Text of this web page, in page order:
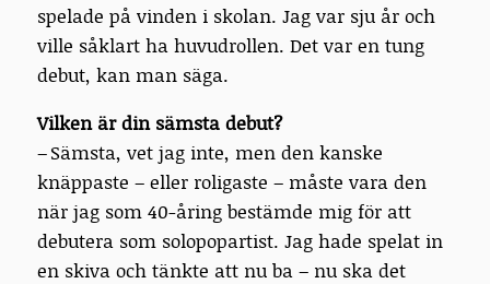
spelade på vinden i skolan. Jag var sju år och
ville såklart ha huvudrollen. Det var en tung
debut, kan man säga.
Vilken är din sämsta debut?
– Sämsta, vet jag inte, men den kanske
knäppaste – eller roligaste – måste vara den
när jag som 40-åring bestämde mig för att
debutera som solopopartist. Jag hade spelat in
en skiva och tänkte att nu ba – nu ska det